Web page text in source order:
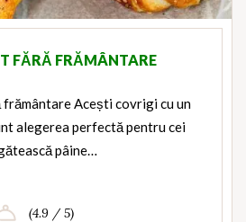
FĂRĂ FRĂMÂNTARE
Acești covrigi cu un
alegerea perfectă pentru cei
pâine…
(4.9 / 5)